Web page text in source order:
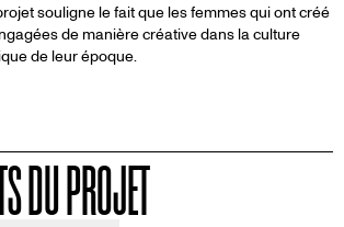
souligne le fait que les femmes qui ont créé
de manière créative dans la culture
de leur époque.
DU PROJET